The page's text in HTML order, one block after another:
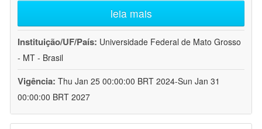
leia mais
Instituição/UF/País: Universidade Federal de Mato Grosso
- MT - Brasil
Vigência: Thu Jan 25 00:00:00 BRT 2024-Sun Jan 31
00:00:00 BRT 2027